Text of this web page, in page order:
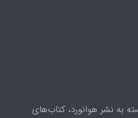
به نشر هوانورد، کتاب‌های